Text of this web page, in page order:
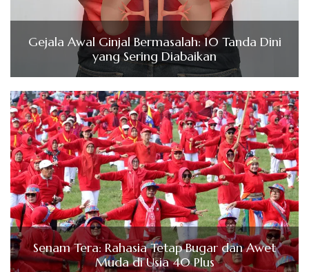
Gejala Awal Ginjal Bermasalah: 10 Tanda Dini
yang Sering Diabaikan
Senam Tera: Rahasia Tetap Bugar dan Awet
Muda di Usia 40 Plus